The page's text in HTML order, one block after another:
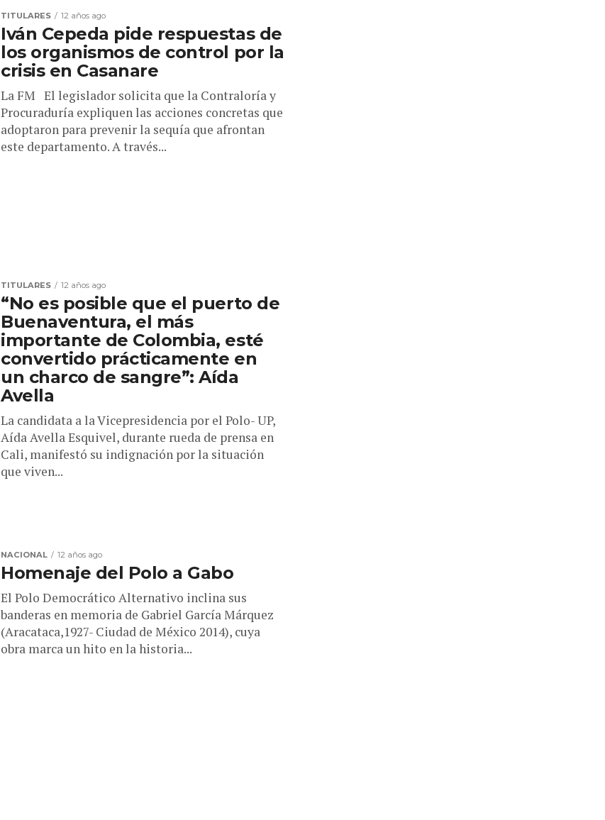
TITULARES 12 años ago
Iván Cepeda pide respuestas de
los organismos de control por la
crisis en Casanare
La FM El legislador solicita que la Contraloría y
Procuraduría expliquen las acciones concretas que
adoptaron para prevenir la sequía que afrontan
este departamento. A través...
TITULARES 12 años ago
“No es posible que el puerto de
Buenaventura, el más
importante de Colombia, esté
convertido prácticamente en
un charco de sangre”: Aída
Avella
La candidata a la Vicepresidencia por el Polo- UP,
Aída Avella Esquivel, durante rueda de prensa en
Cali, manifestó su indignación por la situación
que viven...
NACIONAL 12 años ago
Homenaje del Polo a Gabo
El Polo Democrático Alternativo inclina sus
banderas en memoria de Gabriel García Márquez
(Aracataca,1927- Ciudad de México 2014), cuya
obra marca un hito en la historia...